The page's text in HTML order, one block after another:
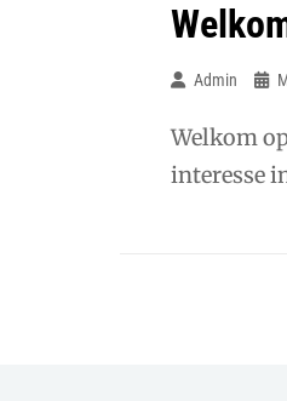
Admin
Welkom
interesse